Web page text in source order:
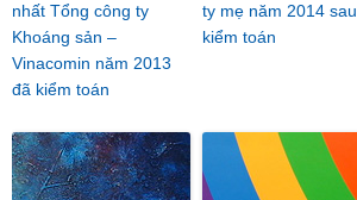
nhất Tổng công ty
Khoáng sản –
Vinacomin năm 2013
đã kiểm toán
ty mẹ năm 2014 sau
kiểm toán